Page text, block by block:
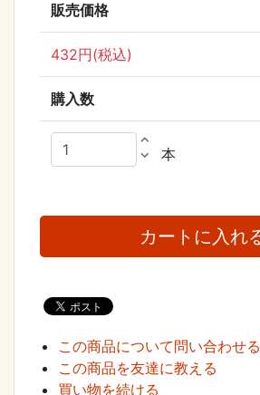
販売価格
432円(税込)
購入数
expand_less
expand_more
本
この商品について問い合わせる
この商品を友達に教える
買い物を続ける